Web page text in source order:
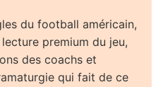
du football américain,
premium du jeu,
des coachs et
qui fait de ce